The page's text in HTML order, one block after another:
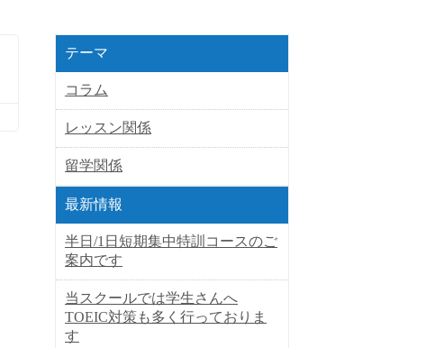
テーマ
コラム
レッスン関係
留学関係
最新情報
半日/1日短期集中特訓コースのご
案内です
当スクールでは学生さんへ
TOEIC対策も多く行っておりま
す